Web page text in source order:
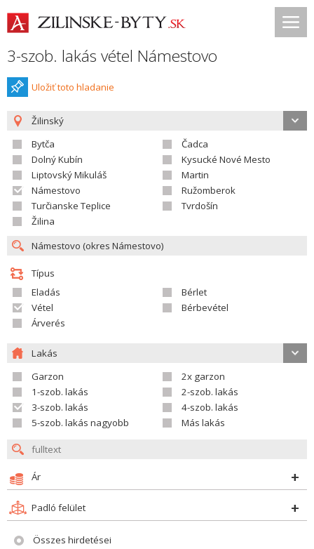
3-szob. lakás vétel Námestovo
Uložiť toto hladanie
Žilinský
Bytča
Čadca
Dolný Kubín
Kysucké Nové Mesto
Liptovský Mikuláš
Martin
Námestovo
Ružomberok
Turčianske Teplice
Tvrdošín
Žilina
Típus
Eladás
Bérlet
Vétel
Bérbevétel
Árverés
Lakás
Garzon
2x garzon
1-szob. lakás
2-szob. lakás
3-szob. lakás
4-szob. lakás
5-szob. lakás nagyobb
Más lakás
Ár
Padló felület
Összes hirdetései